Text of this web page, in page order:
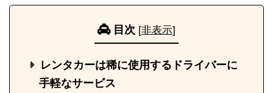
目次 [非表示]
レンタカーは稀に使用するドライバーに
手軽なサービス